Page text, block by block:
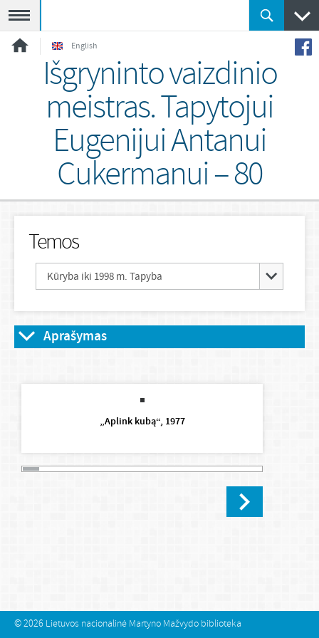
English
Išgryninto vaizdinio
meistras. Tapytojui
Eugenijui Antanui
Cukermanui – 80
Temos
Kūryba iki 1998 m. Tapyba
Aprašymas
„Aplink kubą“, 1977
© 2026 Lietuvos nacionalinė Martyno Mažvydo biblioteka